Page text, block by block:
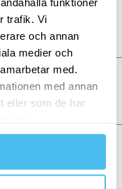
funktioner
trafik. Vi
och annan
medier och
med.
med annan
eller som de har